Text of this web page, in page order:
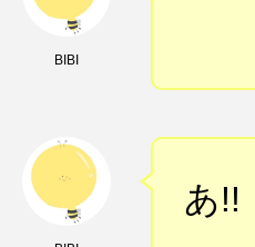
BIBI
あ!!